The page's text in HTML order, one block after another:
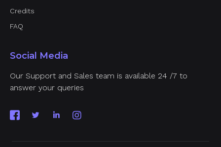
Credits
FAQ
Social Media
Our Support and Sales team is available 24 /7 to
answer your queries